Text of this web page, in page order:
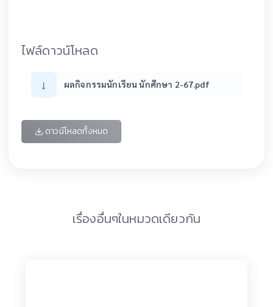
ไฟล์ดาวน์โหลด
↓ ผลกิจกรรมนักเรียน นักศึกษา 2-67.pdf
ดาวน์โหลดทั้งหมด
เรื่องอื่นๆในหมวดเดียวกัน